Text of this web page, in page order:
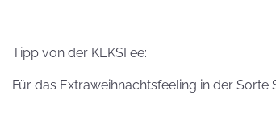
Tipp von der KEKSFee:
Für das Extraweihnachtsfeeling in der